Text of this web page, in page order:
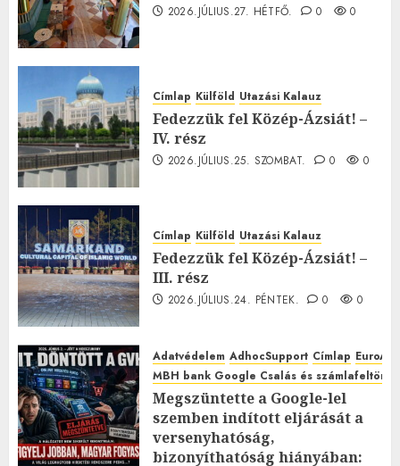
2026.JÚLIUS.27. HÉTFŐ. 0 0
Címlap Külföld Utazási Kalauz
Fedezzük fel Közép-Ázsiát! –
IV. rész
2026.JÚLIUS.25. SZOMBAT. 0 0
Címlap Külföld Utazási Kalauz
Fedezzük fel Közép-Ázsiát! –
III. rész
2026.JÚLIUS.24. PÉNTEK. 0 0
Adatvédelem AdhocSupport Címlap
MBH bank Google Csalás és
Megszüntette a Google-lel
szemben indított eljárását a
versenyhatóság,
bizonyíthatóság hiányában: